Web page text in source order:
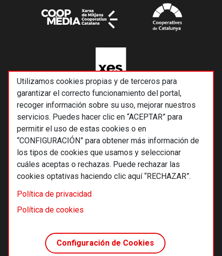
Utilizamos cookies propias y de terceros para
garantizar el correcto funcionamiento del portal,
recoger información sobre su uso, mejorar nuestros
servicios. Puedes hacer clic en “ACEPTAR” para
permitir el uso de estas cookies o en
“CONFIGURACIÓN” para obtener más información de
los tipos de cookies que usamos y seleccionar
cuáles aceptas o rechazas. Puede rechazar las
cookies optativas haciendo clic aquí “RECHAZAR”.
Política de privacidad
Política de cookies
Configuración de Cookies
© 2026 Alternativas económicas SCCL
Footer
Términos y condiciones de uso
Política de cookies
Principios editoriales